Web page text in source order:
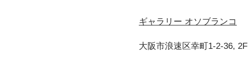
ギャラリー オソブランコ
大阪市浪速区幸町1-2-36, 2F